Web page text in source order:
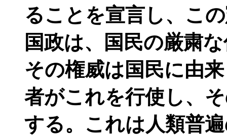
ることを宣言し、こ
国政は、国民の厳粛
その権威は国民に由
者がこれを行使し、
する。これは人類普